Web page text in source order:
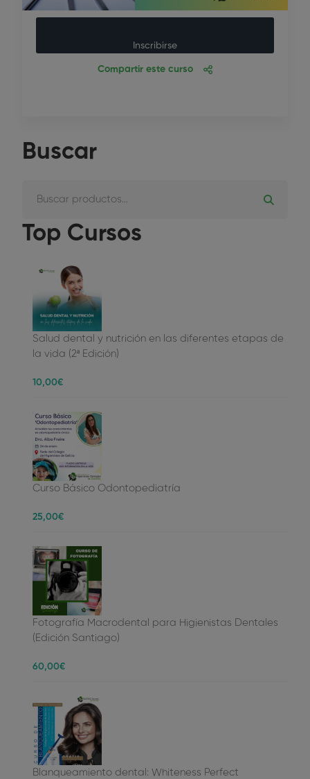
Inscribirse
Compartir este curso
Buscar
Top Cursos
Salud dental y nutrición en las diferentes etapas de
la vida (2ª Edición)
10,00€
Curso Básico Odontopediatría
25,00€
Fotografía Macrodental para Higienistas Dentales
(Edición Santiago)
60,00€
Blanqueamiento dental: Whiteness Perfect